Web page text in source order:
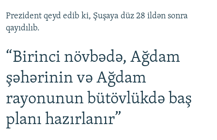
Prezident qeyd edib ki, Şuşaya düz 28 ildən sonra
qayıdılıb.
“Birinci növbədə, Ağdam
şəhərinin və Ağdam
rayonunun bütövlükdə baş
planı hazırlanır”